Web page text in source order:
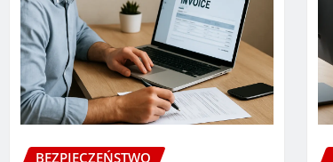
BEZPIECZEŃSTWO